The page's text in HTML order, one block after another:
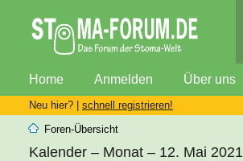
Home Anmelden Über uns
Neu hier? | schnell registrieren!
Foren-Übersicht
Kalender – Monat – 12. Mai 2021